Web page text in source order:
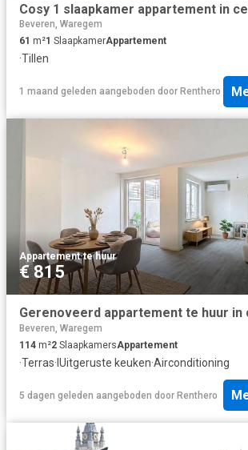
Beveren, Waregem
61 m²1 SlaapkamerAppartement
·Tillen
1 maand geleden aangeboden door Renthero
Appartement·te huur
€ 815
Beveren, Waregem
114 m²2 SlaapkamersAppartement
·Terras· IUitgeruste keuken·Airconditioning
5 dagen geleden aangeboden door Renthero